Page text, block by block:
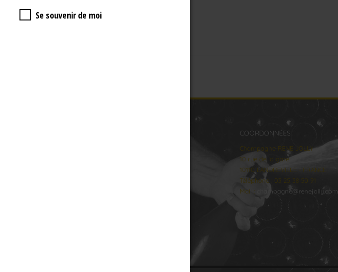
COORDONNÉES
Champagne RENE JOLLY
10 rue de la gare
10110 LANDREVILLE - FRANCE
Téléphone : 03 25 38 50 91
Mail :
champagne@renejolly.com
Se souvenir de moi